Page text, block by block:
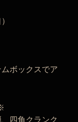
ボックスでア
四角クランク